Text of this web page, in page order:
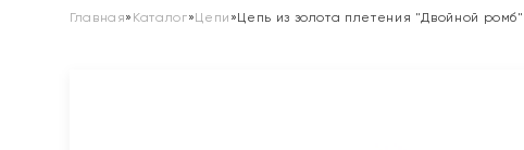
Главная» Каталог»Цепи »Цепь из золота плетения "Двойной ромб"